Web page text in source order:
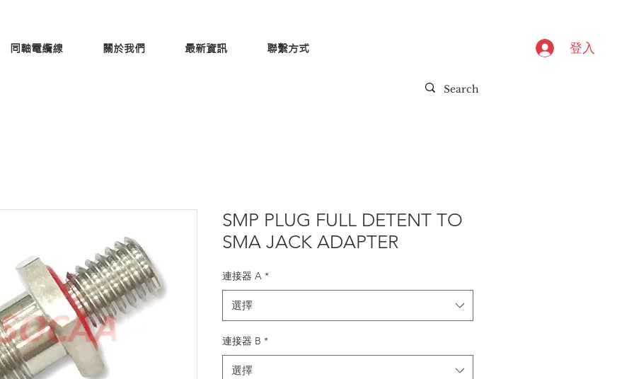
同軸電纜線 關於我們 最新資訊 聯繫方式 登入
SMP PLUG FULL DETENT TO
SMA JACK ADAPTER
連接器 A *
選擇
連接器 B *
選擇